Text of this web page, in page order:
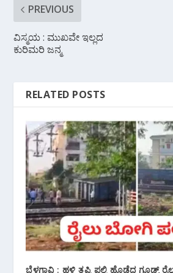
PREVIOUS
ವಿಸ್ಮಯ : ಮುಖವೇ ಇಲ್ಲದ
ಕುರಿಮರಿ ಜನ್ಮ
RELATED POSTS
ಬೆಳಗಾವಿ : ಹಳಿ ತಪ್ಪಿ ಪಲ್ಟಿ ಹೊಡೆದ ಗೂಡ್ಸ್